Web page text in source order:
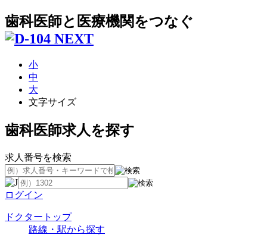
歯科医師と医療機関をつなぐ
小
中
大
文字サイズ
歯科医師求人を探す
求人番号を検索
ログイン
ドクタートップ
路線・駅から探す